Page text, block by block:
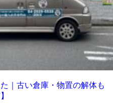
｜古い倉庫・物置の解体も